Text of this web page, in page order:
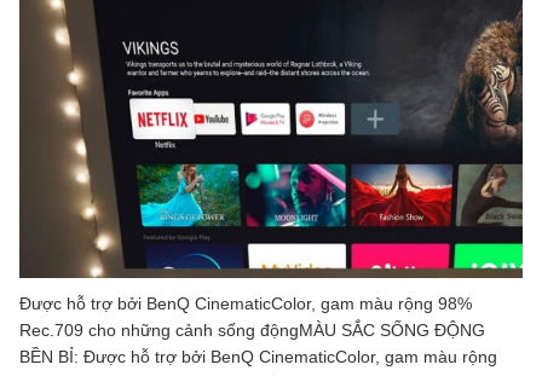
Được hỗ trợ bởi BenQ CinematicColor, gam màu rộng 98%
Rec.709 cho những cảnh sống độngMÀU SẮC SỐNG ĐỘNG
BỀN BỈ: Được hỗ trợ bởi BenQ CinematicColor, gam màu rộng